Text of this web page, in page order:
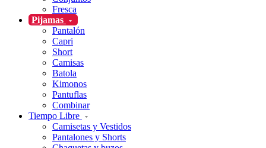
Fresca
Pijamas
Pantalón
Capri
Short
Camisas
Batola
Kimonos
Pantuflas
Combinar
Tiempo Libre
Camisetas y Vestidos
Pantalones y Shorts